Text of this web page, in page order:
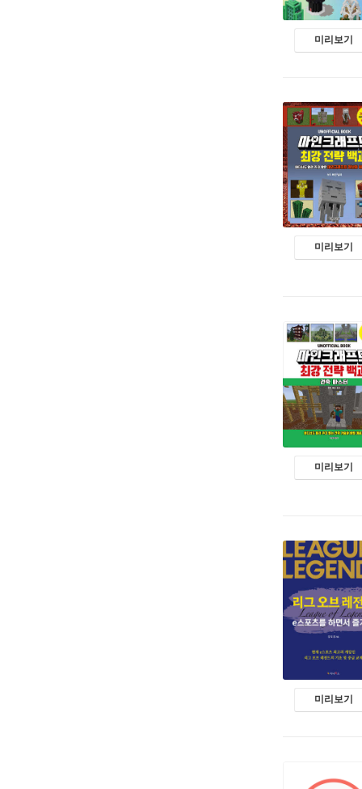
미리보기
미리보기
미리보기
미리보기